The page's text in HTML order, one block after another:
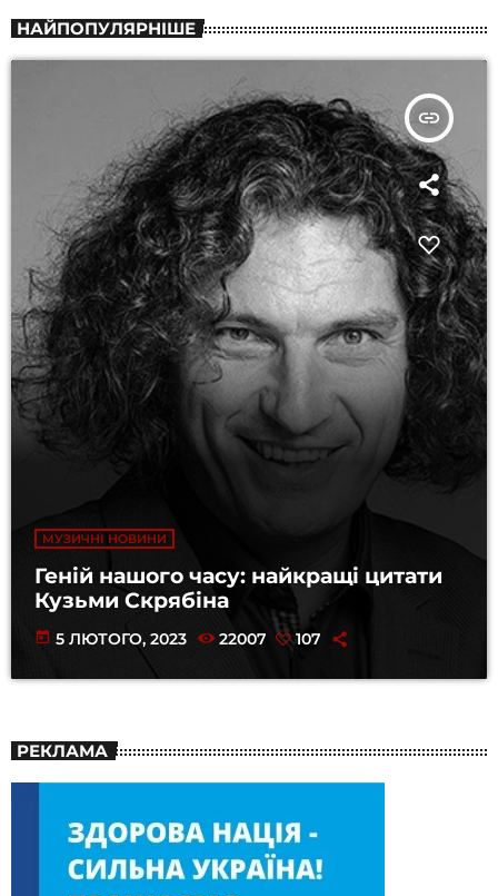
НАЙПОПУЛЯРНІШЕ
insert_link
МУЗИЧНІ НОВИНИ
Геній нашого часу: найкращі цитати
Кузьми Скрябіна
today 5 ЛЮТОГО, 2023 22007 107
РЕКЛАМА